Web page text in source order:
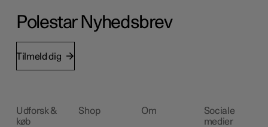
Polestar Nyhedsbrev
Tilmeld dig
Udforsk &
køb
Shop Om
Sociale
medier